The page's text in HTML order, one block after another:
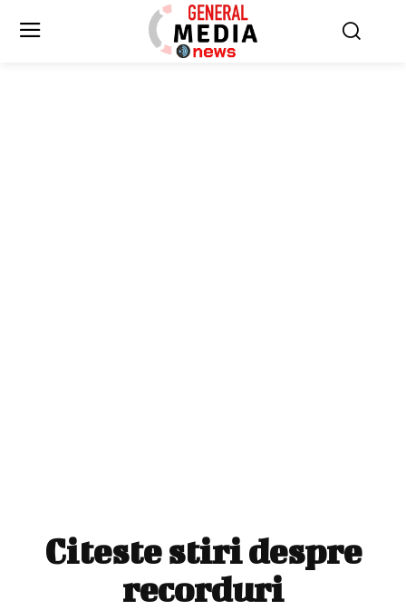
Citeste stiri despre
recorduri